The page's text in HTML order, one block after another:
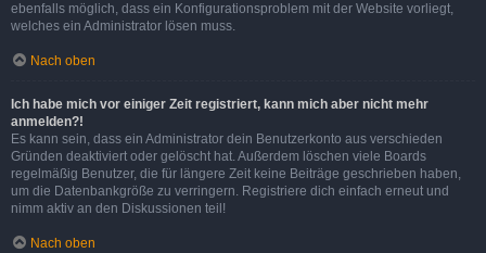
ebenfalls möglich, dass ein Konfigurationsproblem mit der Website vorliegt,
welches ein Administrator lösen muss.
Nach oben
Ich habe mich vor einiger Zeit registriert, kann mich aber nicht mehr
anmelden?!
Es kann sein, dass ein Administrator dein Benutzerkonto aus verschieden
Gründen deaktiviert oder gelöscht hat. Außerdem löschen viele Boards
regelmäßig Benutzer, die für längere Zeit keine Beiträge geschrieben haben,
um die Datenbankgröße zu verringern. Registriere dich einfach erneut und
nimm aktiv an den Diskussionen teil!
Nach oben